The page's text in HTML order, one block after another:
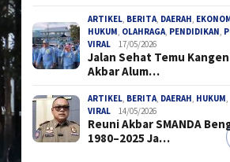
ARTIKEL BERITA DAERAH
HUKUM OLAHRAGA PENDIDIKAN
VIRAL
17/05/2026
Jalan Sehat Temu
Akbar Alum…
ARTIKEL BERITA DAERAH HUKUM
VIRAL
14/05/2026
Reuni Akbar SMANDA
1980–2025 Ja…